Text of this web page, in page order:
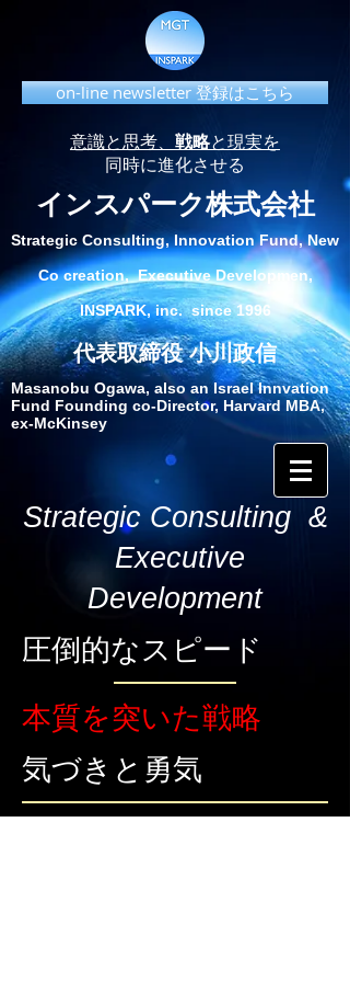
on-line newsletter 登録はこちら
意識と思考、 戦略と現実を
同時に進化させる
インスパーク株式会社
Strategic Consulting, Innovation Fund, New
Co creation, Executive Developmen,
INSPARK, inc. since 1996
代表取締役 小川政信
Masanobu Ogawa, also an Israel Innvation
Fund Founding co-Director, Harvard MBA,
ex-McKinsey
Strategic Consulting &
Executive
Development
圧倒的なスピード
本質を突いた戦略
気づきと勇気